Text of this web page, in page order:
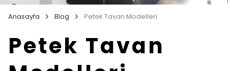
Anasayfa Blog Petek Tavan Modelleri
Petek Tavan